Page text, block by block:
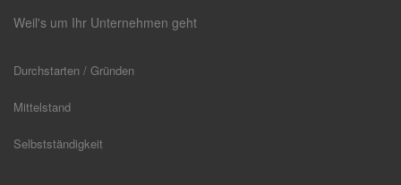
Weil's um Ihr Unternehmen geht
Durchstarten / Gründen
Mittelstand
Selbstständigkeit